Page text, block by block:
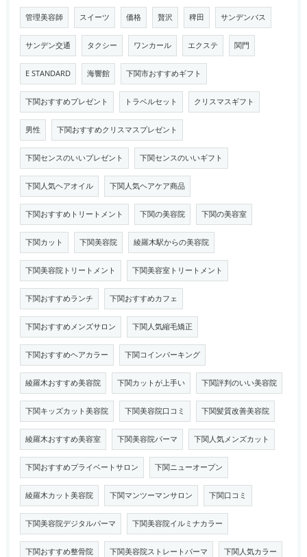
管理美容師 スイーツ 価格 贅沢 稗田 サンデンバス
サンデン交通 タクシー ワンカール エクステ 関門
E STANDARD 海響館 下関市おすすめギフト
下関おすすめプレゼント トラベルセット クリスマスギフト
男性 下関おすすめクリスマスプレゼント
下関センスのいいプレゼント 下関センスのいいギフト
下関人気ヘアオイル 下関人気ヘアケア商品
下関おすすめトリートメント 下関の美容院 下関の美容室
下関カット 下関美容院 綾羅木駅からの美容院
下関美容院トリートメント 下関美容室トリートメント
下関おすすめランチ 下関おすすめカフェ
下関おすすめメンズサロン 下関人気縮毛矯正
下関おすすめヘアカラー 下関コインパーキング
綾羅木おすすめ美容院 下関カットが上手い 下関評判のいい美容院
下関キッズカット美容院 下関美容院口コミ 下関髪質改善美容院
綾羅木おすすめ美容室 下関美容院パーマ 下関人気メンズカット
下関おすすめプライベートサロン 下関ニューオープン
綾羅木カット美容院 下関マンツーマンサロン 下関口コミ
下関美容院デジタルパーマ 下関美容院イルミナカラー
下関おすすめ整骨院 下関美容院ストレートパーマ 下関人気カラー